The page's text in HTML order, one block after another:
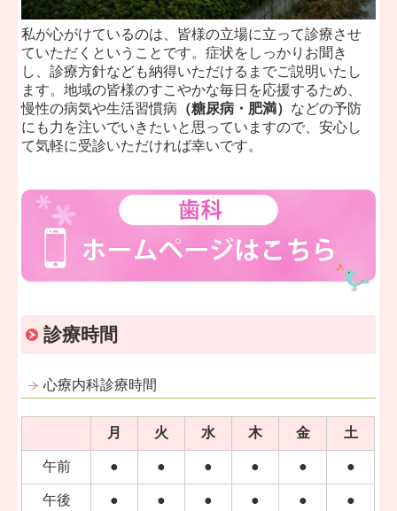
私が心がけているのは、皆様の立場に立って診療させ
ていただくということです。症状をしっかりお聞き
し、診療方針なども納得いただけるまでご説明いたし
ます。地域の皆様のすこやかな毎日を応援するため、
慢性の病気や生活習慣病 （糖尿病・肥満） などの予防
にも力を注いでいきたいと思っていますので、安心し
て気軽に受診いただければ幸いです。
診療時間
心療内科診療時間
月 火 水 木 金 土
午前 ● ● ● ● ● ●
午後 ● ● ● ● ● ●